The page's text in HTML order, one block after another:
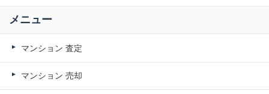
メニュー
マンション 査定
マンション 売却